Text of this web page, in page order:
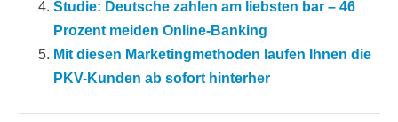
Studie: Deutsche zahlen am liebsten bar – 46
Prozent meiden Online-Banking
Mit diesen Marketingmethoden laufen Ihnen die
PKV-Kunden ab sofort hinterher